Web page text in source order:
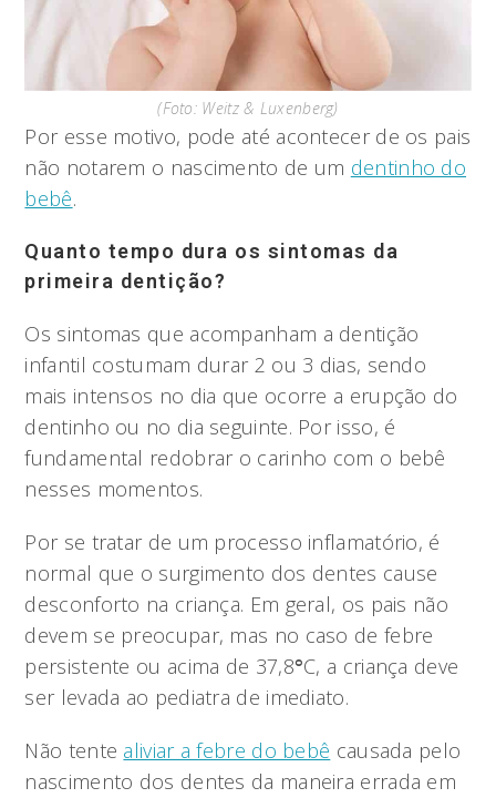
(Foto: Weitz & Luxenberg)
Por esse motivo, pode até acontecer de os pais
não notarem o nascimento de um dentinho do
bebê.
Quanto tempo dura os sintomas da
primeira dentição?
Os sintomas que acompanham a dentição
infantil costumam durar 2 ou 3 dias, sendo
mais intensos no dia que ocorre a erupção do
dentinho ou no dia seguinte. Por isso, é
fundamental redobrar o carinho com o bebê
nesses momentos.
Por se tratar de um processo inflamatório, é
normal que o surgimento dos dentes cause
desconforto na criança. Em geral, os pais não
devem se preocupar, mas no caso de febre
persistente ou acima de 37,8°C, a criança deve
ser levada ao pediatra de imediato.
Não tente aliviar a febre do bebê causada pelo
nascimento dos dentes da maneira errada em